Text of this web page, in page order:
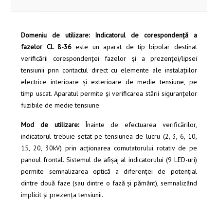
Domeniu de utilizare: Indicatorul de corespondenţă a
fazelor CL 8-36este un aparat de tip bipolar destinat
verificării corespondenţei fazelor şi a prezenţei/lipsei
tensiunii prin contactul direct cu elemente ale instalaţiilor
electrice interioare şi exterioare de medie tensiune, pe
timp uscat. Aparatul permite şi verificarea stării siguranţelor
fuzibile de medie tensiune.
Mod de utilizare:Înainte de efectuarea verificărilor,
indicatorul trebuie setat pe tensiunea de lucru (2, 3, 6, 10,
15, 20, 30kV) prin acţionarea comutatorului rotativ de pe
panoul frontal. Sistemul de afişaj al indicatorului (9 LED-uri)
permite semnalizarea optică a diferenţei de potenţial
dintre două faze (sau dintre o fază şi pământ), semnalizând
implicit şi prezenţa tensiunii.